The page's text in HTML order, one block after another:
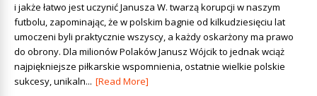
i jakże łatwo jest uczynić Janusza W. twarzą korupcji w naszym
futbolu, zapominając, że w polskim bagnie od kilkudziesięciu lat
umoczeni byli praktycznie wszyscy, a każdy oskarżony ma prawo
do obrony. Dla milionów Polaków Janusz Wójcik to jednak wciąż
najpiękniejsze piłkarskie wspomnienia, ostatnie wielkie polskie
sukcesy, unikaln... [Read More]